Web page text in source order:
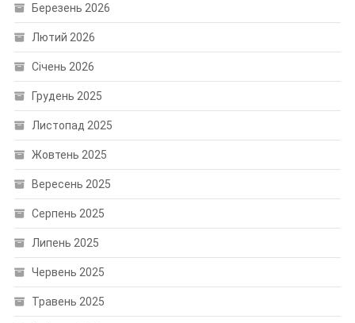
Березень 2026
Лютий 2026
Січень 2026
Грудень 2025
Листопад 2025
Жовтень 2025
Вересень 2025
Серпень 2025
Липень 2025
Червень 2025
Травень 2025